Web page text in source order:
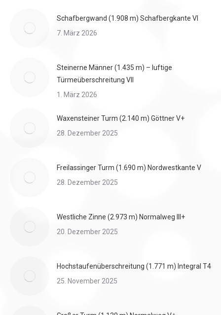
Schafbergwand (1.908 m) Schafbergkante VI
7. März 2026
Steinerne Männer (1.435 m) – luftige
Türmeüberschreitung VII
1. März 2026
Waxensteiner Turm (2.140 m) Göttner V+
28. Dezember 2025
Freilassinger Turm (1.690 m) Nordwestkante V
28. Dezember 2025
Westliche Zinne (2.973 m) Normalweg III+
20. Dezember 2025
Hochstaufenüberschreitung (1.771 m) Integral T4
25. November 2025